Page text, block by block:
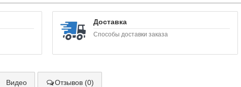
Доставка
Способы доставки заказа
Видео Отзывов (0)